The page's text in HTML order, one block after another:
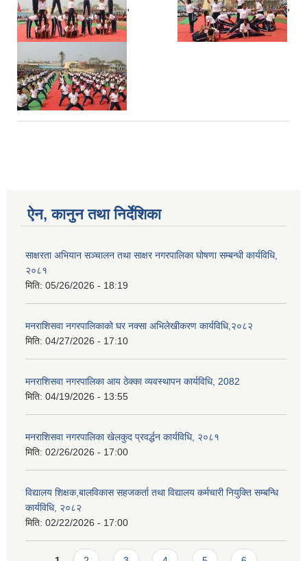
, ,
ऐन, कानुन तथा निर्देशिका
साक्षरता अभियान सञ्चालन तथा साक्षर नगरपालिका घोषणा सम्बन्धी कार्यविधि,
२०८१
मिति: 05/26/2026 - 18:19
मनराशिसवा नगरपालिकाको घर नक्सा अभिलेखीकरण कार्यविधि,२०८२
मिति: 04/27/2026 - 17:10
मनराशिसवा नगरपालिका आय ठेक्का व्यवस्थापन कार्यविधि, 2082
मिति: 04/19/2026 - 13:55
मनराशिसवा नगरपालिका खेलकुद प्रवर्द्धन कार्यविधि, २०८१
मिति: 02/26/2026 - 17:00
विद्यालय शिक्षक,बालविकास सहजकर्ता तथा विद्यालय कर्मचारी नियुक्ति सम्बन्धि
कार्यविधि, २०८२
मिति: 02/22/2026 - 17:00